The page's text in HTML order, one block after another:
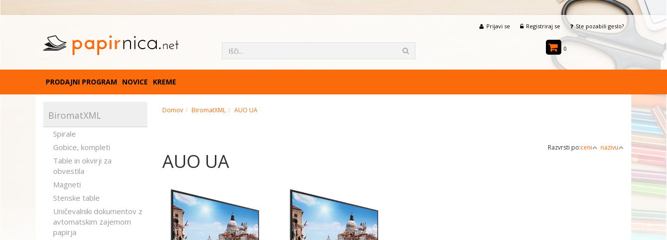
Prijavi se Registriraj se Ste pozabili geslo?
0
PRODAJNI PROGRAM NOVICE KREME
BiromatXML
Spirale
Gobice, kompleti
Table in okvirji za
obvestila
Magneti
Stenske table
Uničevalniki dokumentov z
avtomatskim zajemom
papirja
Domov BiromatXML AUO UA
Razvrsti po:ceni nazivu
AUO UA